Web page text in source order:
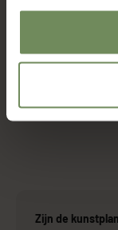
Policypage.
Met welke
Hoe zit het met
Zijn de